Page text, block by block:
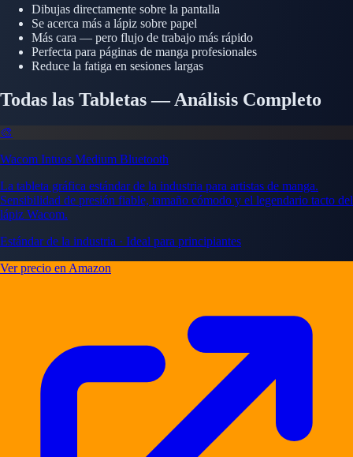
Dibujas directamente sobre la pantalla
Se acerca más a lápiz sobre papel
Más cara — pero flujo de trabajo más rápido
Perfecta para páginas de manga profesionales
Reduce la fatiga en sesiones largas
Todas las Tabletas — Análisis Completo
🎨
Wacom Intuos Medium Bluetooth
La tableta gráfica estándar de la industria para artistas de manga.
Sensibilidad de presión fiable, tamaño cómodo y el legendario tacto del
lápiz Wacom.
Estándar de la industria · Ideal para principiantes
Ver precio en Amazon